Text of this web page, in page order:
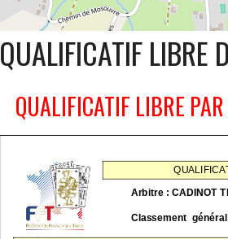
QUALIFICATIF
QUALIFICATIF LIBRE